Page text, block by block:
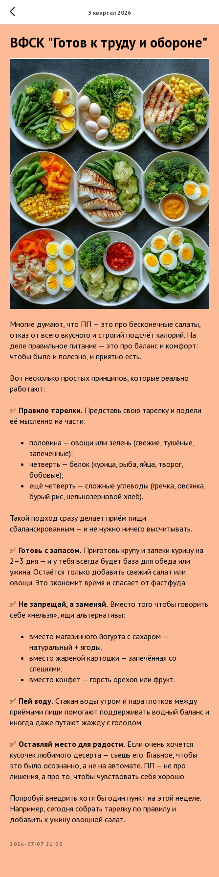
3 квартал 2026
ВФСК "Готов к труду и обороне"
Многие думают, что ПП — это про бесконечные салаты,
отказ от всего вкусного и строгий подсчёт калорий. На
деле правильное питание — это про баланс и комфорт:
чтобы было и полезно, и приятно есть.
Вот несколько простых принципов, которые реально
работают:
✅ Правило тарелки. Представь свою тарелку и подели
её мысленно на части:
половина — овощи или зелень (свежие, тушёные,
запечённые);
четверть — белок (курица, рыба, яйца, творог,
бобовые);
ещё четверть — сложные углеводы (гречка, овсянка,
бурый рис, цельнозерновой хлеб).
Такой подход сразу делает приём пищи
сбалансированным — и не нужно ничего высчитывать.
✅ Готовь с запасом. Приготовь крупу и запеки курицу на
2–3 дня — и у тебя всегда будет база для обеда или
ужина. Остаётся только добавить свежий салат или
овощи. Это экономит время и спасает от фастфуда.
✅ Не запрещай, а заменяй. Вместо того чтобы говорить
себе «нельзя», ищи альтернативы:
вместо магазинного йогурта с сахаром —
натуральный + ягоды;
вместо жареной картошки — запечённая со
специями;
вместо конфет — горсть орехов или фрукт.
✅ Пей воду. Стакан воды утром и пара глотков между
приёмами пищи помогают поддерживать водный баланс и
иногда даже путают жажду с голодом.
✅ Оставляй место для радости. Если очень хочется
кусочек любимого десерта — съешь его. Главное, чтобы
это было осознанно, а не на автомате. ПП — не про
лишения, а про то, чтобы чувствовать себя хорошо.
Попробуй внедрить хотя бы один пункт на этой неделе.
Например, сегодня собрать тарелку по правилу и
добавить к ужину овощной салат.
2026-07-07 21:00